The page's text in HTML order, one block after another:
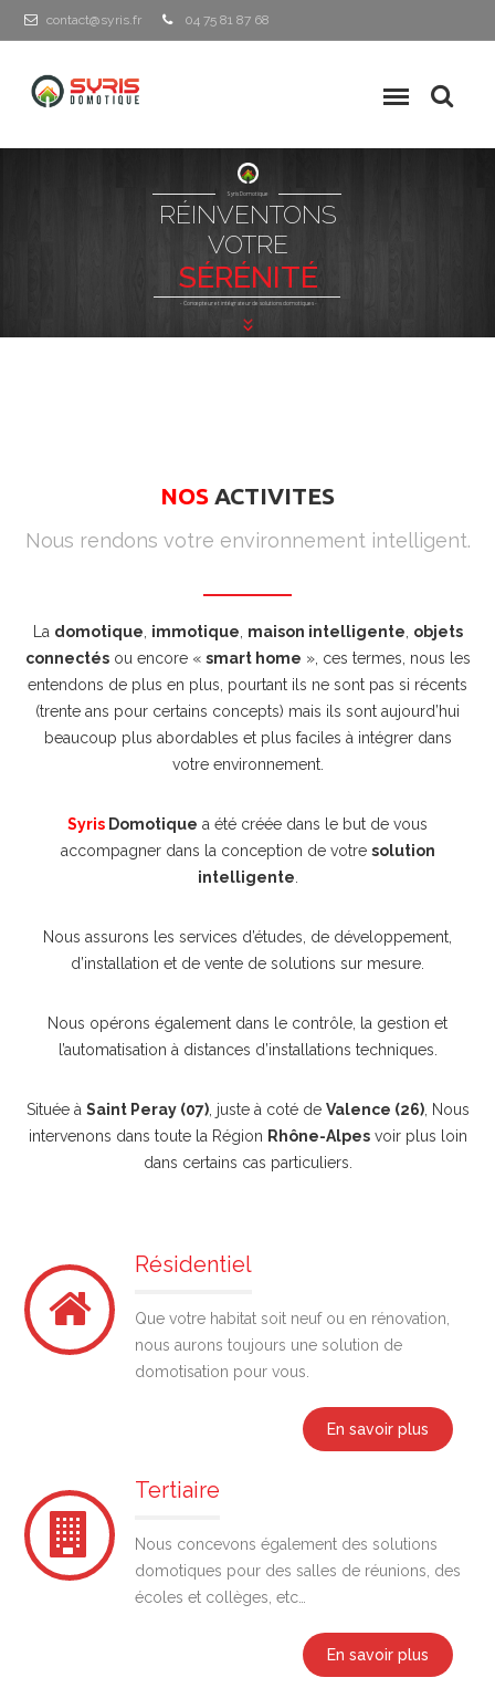
contact@syris.fr 04 75 81 87 68
Syris Domotique
RÉINVENTONS
VOTRE
SÉRÉNITÉ
- Concepteur et intégrateur de solutions domotiques -
NOS ACTIVITES
Nous rendons votre environnement intelligent.
La domotique immotique maison intelligente objets
connectésou encore « smart home », ces termes, nous les
entendons de plus en plus, pourtant ils ne sont pas si récents
(trente ans pour certains concepts) mais ils sont aujourd’hui
beaucoup plus abordables et plus faciles à intégrer dans
votre environnement.
Syris Domotique a été créée dans le but de vous
accompagner dans la conception de votre solution
intelligente
Nous assurons les services d’études, de développement,
d’installation et de vente de solutions sur mesure.
Nous opérons également dans le contrôle, la gestion et
l’automatisation à distances d’installations techniques.
Située à Saint Peray (07), juste à coté de Valence (26), Nous
intervenons dans toute la Région Rhône-Alpesvoir plus loin
dans certains cas particuliers.
Résidentiel
Que votre habitat soit neuf ou en rénovation,
nous aurons toujours une solution de
domotisation pour vous.
En savoir plus
Tertiaire
Nous concevons également des solutions
domotiques pour des salles de réunions, des
écoles et collèges, etc…
En savoir plus